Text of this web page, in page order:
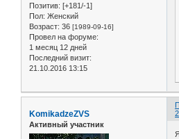
Позитив: [+181/-1]
Пол: Женский
Возраст: 36 [1989-09-16]
Провел на форуме:
1 месяц 12 дней
Последний визит:
21.10.2016 13:15
KomikadzeZVS
Активный участник